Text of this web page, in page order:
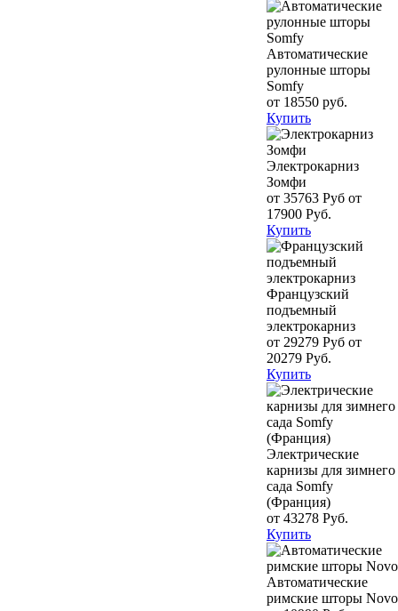
Автоматические
рулонные шторы
Somfy
от 18550 руб.
Купить
Электрокарниз
Зомфи
от 35763 Руб от
17900 Руб.
Купить
Французский
подъемный
электрокарниз
от 29279 Руб от
20279 Руб.
Купить
Электрические
карнизы для зимнего
сада Somfy
(Франция)
от 43278 Руб.
Купить
Автоматические
римские шторы Novo